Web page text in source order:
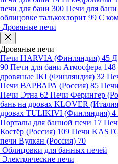
печи для бани 300 Печи для
облицовке талькохлорит 99 С
Дровяные печи
Дровяные печи
Печи HARVIA (Финляндия) 45
90 Печи для бани Атмосфера 148
дровяные IKI (Финляндия) 32
Печи ВАРВАРА (Россия) 85
Печи Этна 62 Печи Ферингер
бань на дровах KLOVER
дровах TULIKIVI (Финляндия) 4
Порталы для банной печи 17
Костёр (Россия) 109 Печи
печи Вулкан (Россия) 70
Облицовки для банных печей
Электрические печи